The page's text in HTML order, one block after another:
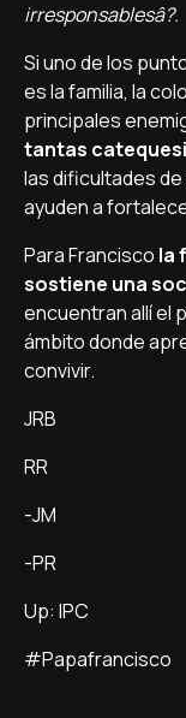
irresponsablesâ?.
Si uno de los
es la familia, la
principales
tantas
las dificultades
ayuden a
Para Francisco la
sostiene una
encuentran allí­ el
ámbito donde
convivir.
JRB
RR
-JM
-PR
Up: IPC
#Papafrancisco